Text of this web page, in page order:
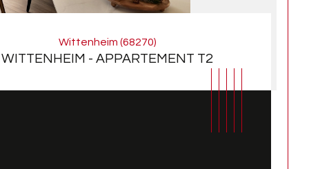
Wittenheim (68270)
WITTENHEIM - APPARTEMENT T2